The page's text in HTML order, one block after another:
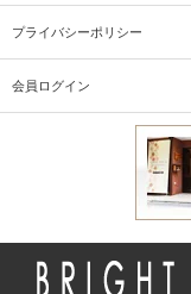
プライバシーポリシー
会員ログイン